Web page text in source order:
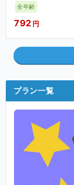
全年齢
792 円
プラン一覧